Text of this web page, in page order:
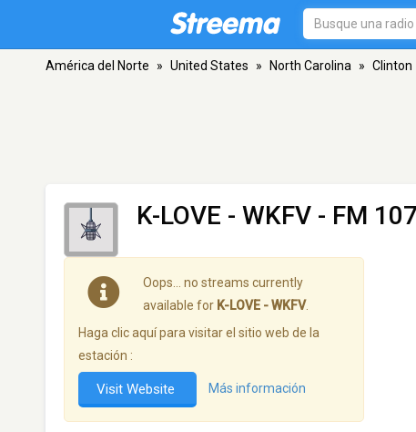
América del Norte » United States » North Carolina » Clinton
K-LOVE - WKFV - FM
Oops… no streams currently
available for K-LOVE - WKFV.
Haga clic aquí para visitar el sitio web de la
estación :
Visit Website Más información